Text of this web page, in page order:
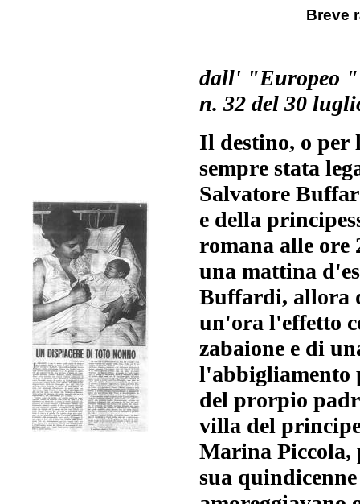
Breve
dall' "Europeo "
n. 32 del 30
Il destino, o per
sempre stata
Salvatore
e della
romana alle ore
una mattina
Buffardi, allora
un'ora l'effetto
zabaione e di
l'abbigliamento
del prorpio
villa del
Marina Piccola,
sua